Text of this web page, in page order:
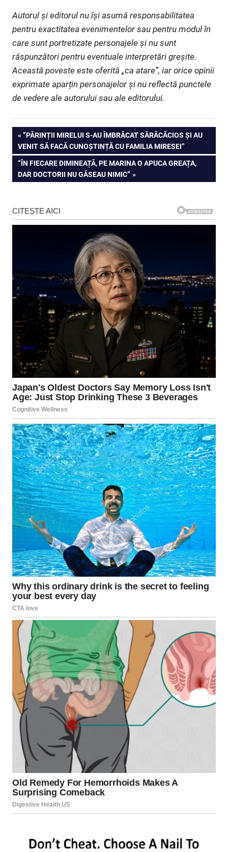
Autorul și editorul nu își asumă responsabilitatea
pentru exactitatea evenimentelor sau pentru modul în
care sunt portretizate personajele și nu sunt
răspunzători pentru eventuale interpretări greșite.
Această poveste este oferită „ca atare”, iar orice opinii
exprimate aparțin personajelor și nu reflectă punctele
de vedere ale autorului sau ale editorului.
Navigare
în
articole
PREVIOUS
POST:
”PĂRINȚII MIRELUI S-AU ÎMBRĂCAT SĂRĂCĂCIOS ȘI AU
VENIT SĂ FACĂ CUNOȘTINȚĂ CU FAMILIA MIRESEI”
NEXT
POST:
”ÎN FIECARE DIMINEAȚĂ, PE MARINA O APUCA GREAȚA,
DAR DOCTORII NU GĂSEAU NIMIC”